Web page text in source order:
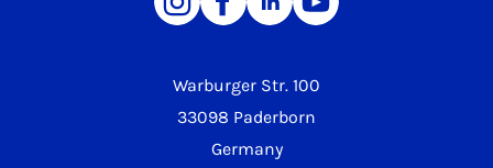
Warburger Str. 100
33098 Paderborn
Germany